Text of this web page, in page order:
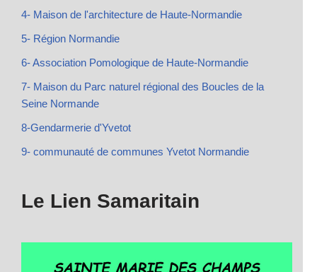
4- Maison de l'architecture de Haute-Normandie
5- Région Normandie
6- Association Pomologique de Haute-Normandie
7- Maison du Parc naturel régional des Boucles de la
Seine Normande
8-Gendarmerie d'Yvetot
9- communauté de communes Yvetot Normandie
Le Lien Samaritain